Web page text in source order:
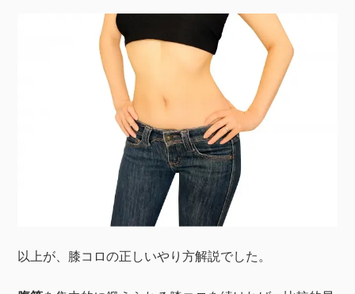
以上が、膝コロの正しいやり方解説でした。